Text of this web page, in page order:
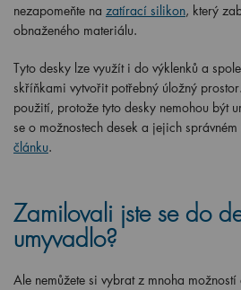
nezapomeňte na zatírací silikon, který
obnaženého materiálu.
Tyto desky lze využít i do výklenků a
skříňkami vytvořit potřebný úložný
použití, protože tyto desky nemohou být
se o možnostech desek a jejich
článku.
Zamilovali jste se do
umyvadlo?
Ale nemůžete si vybrat z mnoha